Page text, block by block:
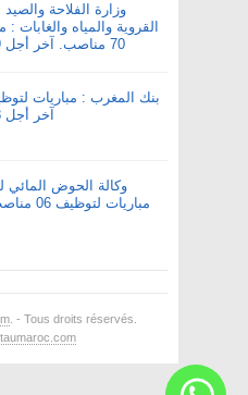
وزارة الفلاحة والصيد
القروية والمياه والغابات
70 مناصب. آخر أجل 19 غشت 2026
آخر أجل 18 غشت 2026
وكالة الحوض المائي
. - Tous droits réservés.